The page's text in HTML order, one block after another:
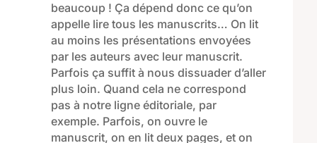
beaucoup ! Ça dépend donc ce qu’on
appelle lire tous les manuscrits… On lit
au moins les présentations envoyées
par les auteurs avec leur manuscrit.
Parfois ça suffit à nous dissuader d’aller
plus loin. Quand cela ne correspond
pas à notre ligne éditoriale, par
exemple. Parfois, on ouvre le
manuscrit, on en lit deux pages, et on